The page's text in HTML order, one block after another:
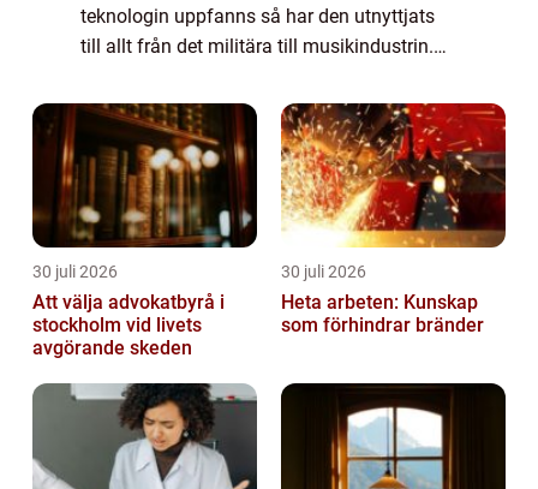
teknologin uppfanns så har den utnyttjats
till allt från det militära till musikindustrin.
ett populärt verktyg när man behöver st...
30 juli 2026
Att välja advokatbyrå i
stockholm vid livets
avgörande skeden
30 juli 2026
Heta arbeten: Kunskap
som förhindrar bränder